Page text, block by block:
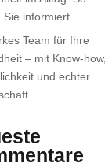
Sie informiert
Team für Ihre
– mit Know-how,
und echter